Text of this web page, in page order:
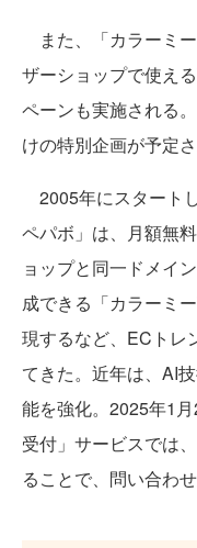
また、「カラーミ
ザーショップで使え
ペーンも実施される
けの特別企画が予定
2005年にスタート
ペパボ」は、月額無
ョップと同一ドメイ
成できる「カラーミ
現するなど、ECトレ
てきた。近年は、AI
能を強化。2025年1
受付」サービスでは
ることで、問い合わ